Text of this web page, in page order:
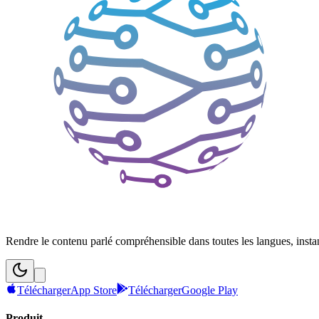
Rendre le contenu parlé compréhensible dans toutes les langues,
TéléchargerApp Store TéléchargerGoogle Play